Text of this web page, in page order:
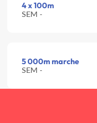
4 x 100m
SEM -
5 000m marche
SEM -